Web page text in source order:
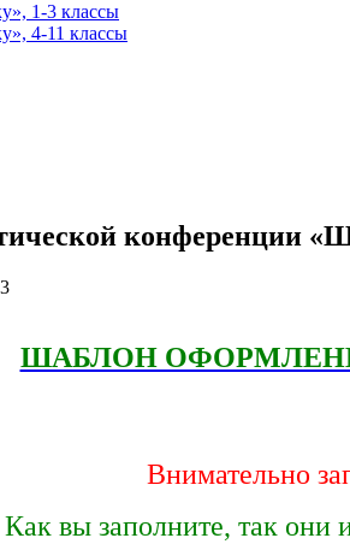
1-3 классы
4-11 классы
конференции
ШАБЛОН
Внимательно
Как вы заполните, так они